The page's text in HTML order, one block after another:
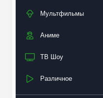
Мультфильмы
Аниме
ТВ Шоу
Различное